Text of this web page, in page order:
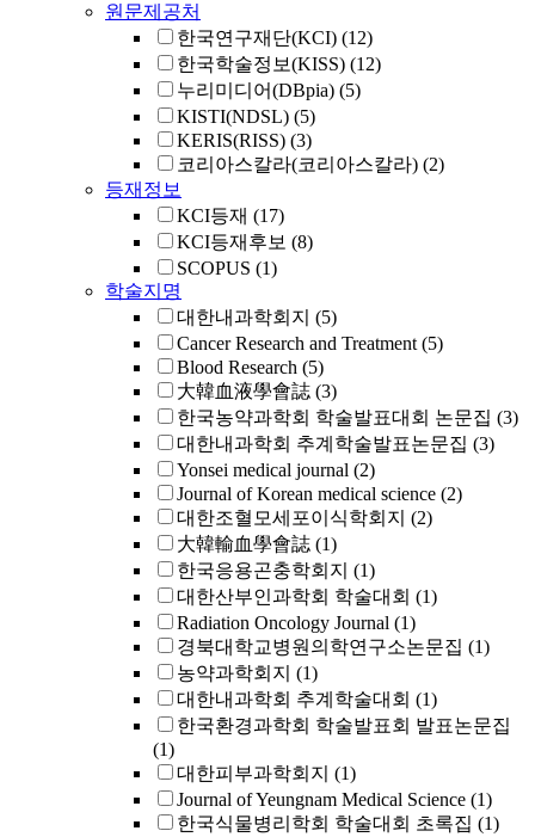
원문제공처
한국연구재단(KCI) (12)
한국학술정보(KISS) (12)
누리미디어(DBpia) (5)
KISTI(NDSL) (5)
KERIS(RISS) (3)
코리아스칼라(코리아스칼라) (2)
등재정보
KCI등재 (17)
KCI등재후보 (8)
SCOPUS (1)
학술지명
대한내과학회지 (5)
Cancer Research and Treatment (5)
Blood Research (5)
大韓血液學會誌 (3)
한국농약과학회 학술발표대회 논문집 (3)
대한내과학회 추계학술발표논문집 (3)
Yonsei medical journal (2)
Journal of Korean medical science (2)
대한조혈모세포이식학회지 (2)
大韓輸血學會誌 (1)
한국응용곤충학회지 (1)
대한산부인과학회 학술대회 (1)
Radiation Oncology Journal (1)
경북대학교병원의학연구소논문집 (1)
농약과학회지 (1)
대한내과학회 추계학술대회 (1)
한국환경과학회 학술발표회 발표논문집
(1)
대한피부과학회지 (1)
Journal of Yeungnam Medical Science (1)
한국식물병리학회 학술대회 초록집 (1)